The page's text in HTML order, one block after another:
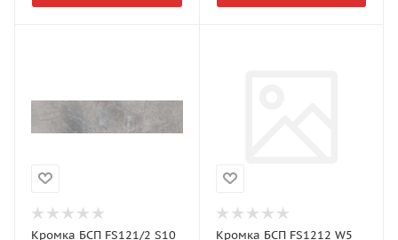
Кромка БСП FS121/2 S10
Кромка БСП FS1212 W5